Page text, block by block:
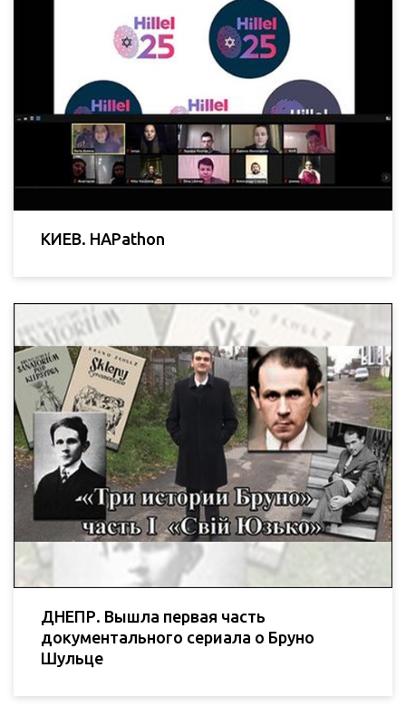
КИЕВ. HAPathon
ДНЕПР. Вышла первая часть
документального сериала о Бруно
Шульце